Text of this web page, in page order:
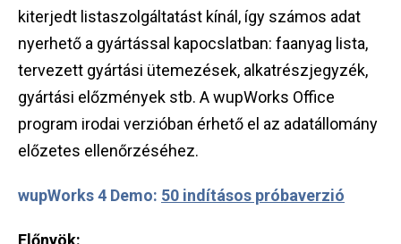
kiterjedt listaszolgáltatást kínál, így számos adat
nyerhető a gyártással kapocslatban: faanyag lista,
tervezett gyártási ütemezések, alkatrészjegyzék,
gyártási előzmények stb. A wupWorks Office
program irodai verzióban érhető el az adatállomány
előzetes ellenőrzéséhez.
wupWorks 4 Demo: 50 indításos próbaverzió
Előnyök: